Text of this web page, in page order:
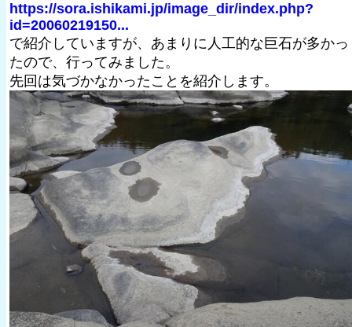
https://sora.ishikami.jp/image_dir/index.php?
id=20060219150...
で紹介していますが、あまりに人工的な巨石が多かっ
たので、行ってみました。
先回は気づかなかったことを紹介します。